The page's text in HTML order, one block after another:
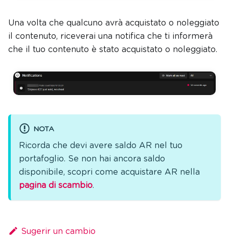
Una volta che qualcuno avrà acquistato o noleggiato
il contenuto, riceverai una notifica che ti informerà
che il tuo contenuto è stato acquistato o noleggiato.
NOTA
Ricorda che devi avere saldo AR nel tuo
portafoglio. Se non hai ancora saldo
disponibile, scopri come acquistare AR nella
pagina di scambio.
Sugerir un cambio